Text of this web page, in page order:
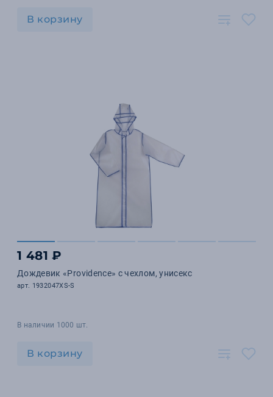
В корзину
1 481 ₽
Дождевик «Providence» c чехлом, унисекс
арт. 1932047XS-S
В наличии 1000 шт.
В корзину